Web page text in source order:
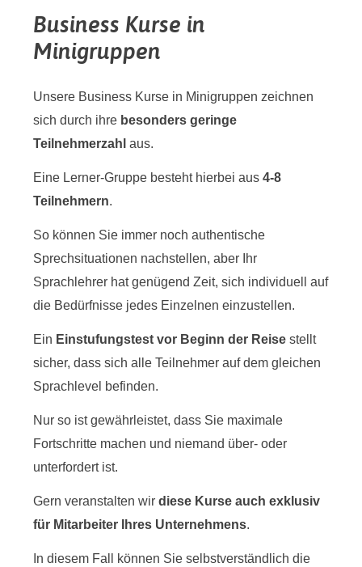
Business Kurse in
Minigruppen
Unsere Business Kurse in Minigruppen zeichnen
sich durch ihre besonders geringe
Teilnehmerzahl aus.
Eine Lerner-Gruppe besteht hierbei aus 4-8
Teilnehmern.
So können Sie immer noch authentische
Sprechsituationen nachstellen, aber Ihr
Sprachlehrer hat genügend Zeit, sich individuell auf
die Bedürfnisse jedes Einzelnen einzustellen.
Ein Einstufungstest vor Beginn der Reise stellt
sicher, dass sich alle Teilnehmer auf dem gleichen
Sprachlevel befinden.
Nur so ist gewährleistet, dass Sie maximale
Fortschritte machen und niemand über- oder
unterfordert ist.
Gern veranstalten wir diese Kurse auch exklusiv
für Mitarbeiter Ihres Unternehmens.
In diesem Fall können Sie selbstverständlich die